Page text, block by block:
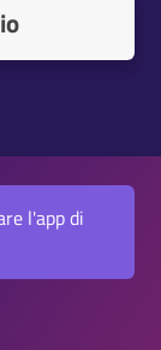
l'app di